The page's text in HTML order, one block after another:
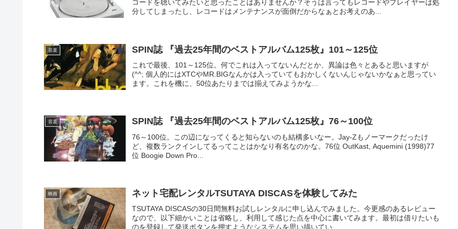
コードを聴いてみたいと思ったことはありませんか？そうは言ってもレコードやプレイヤーは処
分してしまったし、レコードはメンテナンスが面倒だからなぁとお考えのあ...
音楽 SPIN誌 『過去25年間のベストアルバム125枚』101～125位
これで最後、101～125位。何でこれは入ってないんだとか、異論は色々とあると思いますが
(^^; 個人的にはXTCやMR.BIGなんかは入っていてもおかしくないんじゃないかなぁと思ってい
ます。これを機に、50位あたりまでは揃えてみようかな...
音楽 SPIN誌 『過去25年間のベストアルバム125枚』76～100位
76～100位。この辺になってくると知らないのも結構多いなー。Jay-Zもノーマークだったけ
ど、複数ランクインしてるってことはかなり有名なのかな。76位 OutKast, Aquemini (1998)77
位 Boogie Down Pro...
映画 ネット宅配レンタルTSUTAYA DISCASを体験してみた
TSUTAYA DISCASの30日間無料お試しレンタルに申し込んでみました。今更感のあるレビュー
なので、以下細かいことは省略し、利用して感じた点を中心に書いてみます。最初は借りたいも
のを登録して発送ボタンを押すようなシステムを思い描いてい...